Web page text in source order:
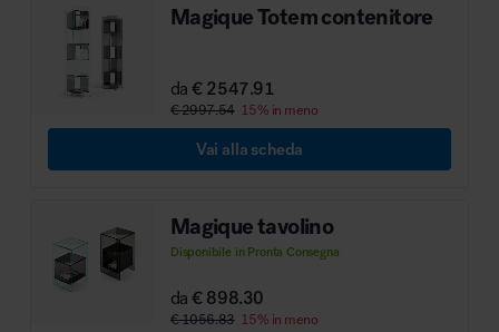
MillerKnoll
Magique Totem contenitore
da€ 2547.91
€ 2997.54 15% in meno
Vai alla scheda
Magique tavolino
Disponibile in Pronta Consegna
da€ 898.30
€ 1056.83 15% in meno